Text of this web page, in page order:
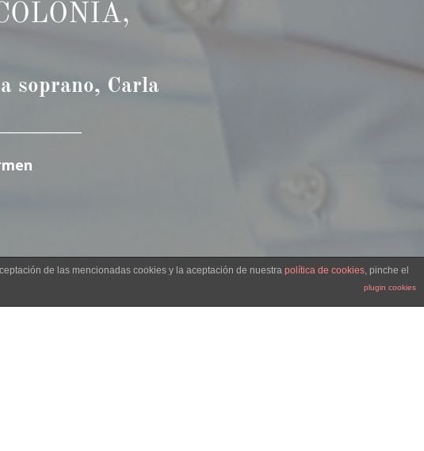
soprano, Carla
de las mencionadas cookies y la aceptación de nuestra política de cookies, pinche el
plugin cookies